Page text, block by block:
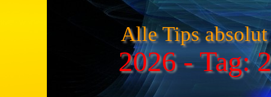
2026 - Tag:
Alle Tips